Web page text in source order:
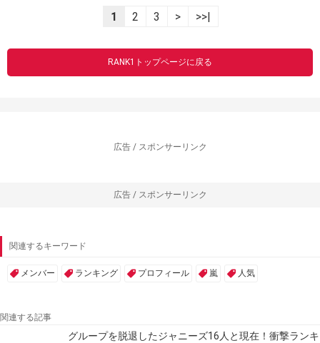
1 2 3 > >>|
RANK1トップページに戻る
広告 / スポンサーリンク
広告 / スポンサーリンク
関連するキーワード
メンバー ランキング プロフィール 嵐 人気
関連する記事
グループを脱退したジャニーズ16人と現在！衝撃ランキ